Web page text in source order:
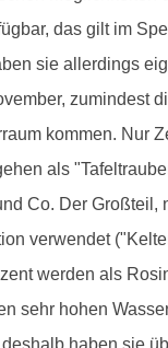
das gilt im
sie allerdings
zumindest
kommen. Nur
als
Co. Der Großteil,
verwendet
werden als
sehr hohen